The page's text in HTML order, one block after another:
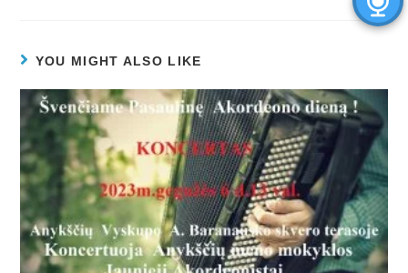
YOU MIGHT ALSO LIKE